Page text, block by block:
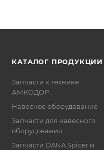
КАТАЛОГ ПРОДУКЦИИ
Запчасти к технике
АМКОДОР
Навесное оборудование
Запчасти для навесного
оборудования
Запчасти DANA Spicer и